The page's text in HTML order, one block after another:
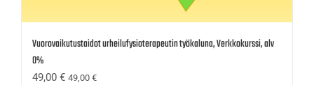
Vuorovaikutustaidot urheilufysioterapeutin työkaluna, Verkkokurssi, alv
0%
49,00 € 49,00 €